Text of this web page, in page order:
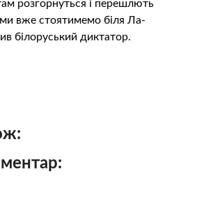
розгорнуться і перешлють
ми вже стоятимемо біля Ла-
білоруський диктатор.